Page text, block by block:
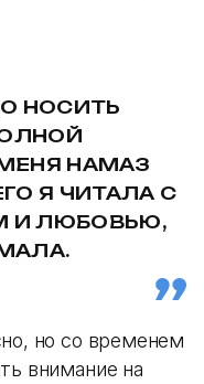
НОСИТЬ
НАМАЗ
Я ЧИТАЛА С
И ЛЮБОВЬЮ,
но со временем
внимание на